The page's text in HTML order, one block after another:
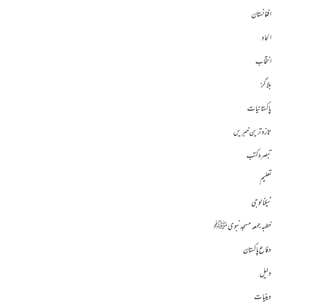
افغانستان
الحاد
انتخاب
بلاگز
پاکستانیات
تازہ ترین خبریں
تبصرہ کتب
تعلیم
ٹیکنالوجی
خطبہ جمعہ مسجد نبوی ﷺ
دفاع پاکستان
دلیل
دینیات